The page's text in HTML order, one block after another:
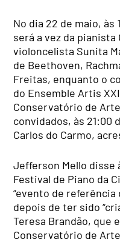
No dia 22 de maio, às
será a vez da pianista
violoncelista Sunita
de Beethoven,
Freitas, enquanto o
do Ensemble Artis
Conservatório de
convidados, às 21:00
Carlos do Carmo,
Jefferson Mello disse
Festival de Piano da
“evento de
depois de ter sido
Teresa Brandão, que
Conservatório de